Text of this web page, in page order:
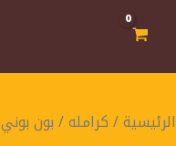
الرئيسية/ كرامله / بون بوني